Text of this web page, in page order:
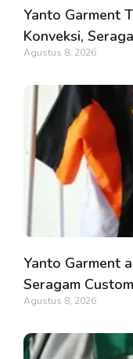
Yanto Garment
Konveksi,
Agustus 8, 2026
Yanto Garment
Seragam
Agustus 8, 2026